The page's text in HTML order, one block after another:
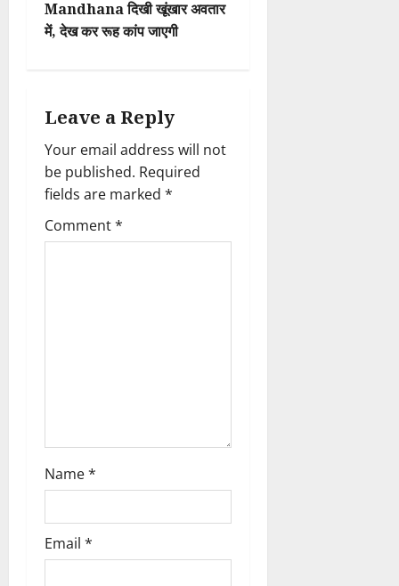
n
a
i
g
a
t
Mandhana दिखी खूंखार अवतार
में, देख कर रूह कांप जाएगी
Leave a Reply
Your email address will not
be published. Required
fields are marked *
Comment*
Name*
Email *